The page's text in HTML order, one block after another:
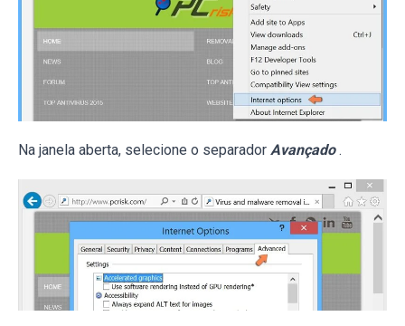
Na janela aberta, selecione o separador Avançado .